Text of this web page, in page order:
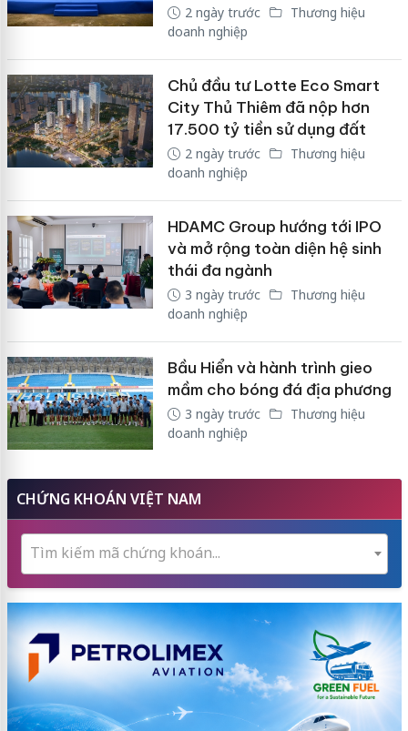
2 ngày trước
Thương hiệu
doanh nghiệp
Chủ đầu tư Lotte Eco Smart
City Thủ Thiêm đã nộp hơn
17.500 tỷ tiền sử dụng đất
2 ngày trước
Thương hiệu
doanh nghiệp
HDAMC Group hướng tới IPO
và mở rộng toàn diện hệ sinh
thái đa ngành
3 ngày trước
Thương hiệu
doanh nghiệp
Bầu Hiển và hành trình gieo
mầm cho bóng đá địa phương
3 ngày trước
Thương hiệu
doanh nghiệp
CHỨNG KHOÁN VIỆT NAM
Tìm kiếm mã chứng khoán...